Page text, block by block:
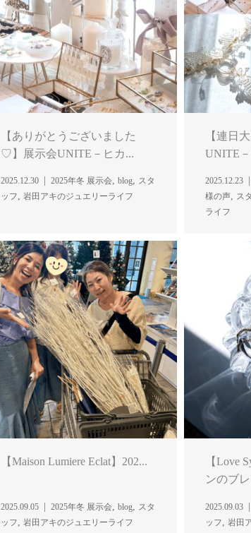
【ありがとうございました
♡】展示会UNITE－ヒカ...
2025.12.30 2025年冬 展示会,blog, スタ
ッフ,岩田アキのジュエリーライフ
【連日
UNITE
2025.12.23
様の声,ス
ライフ
【Maison Lumiere Eclat】202...
2025.09.05 2025年冬 展示会,blog,スタ
岩田アキのジュエリーライフ
【Love
ンのブ
ッフ
岩田